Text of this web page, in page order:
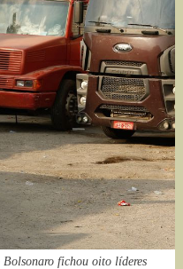
fichou oito líderes